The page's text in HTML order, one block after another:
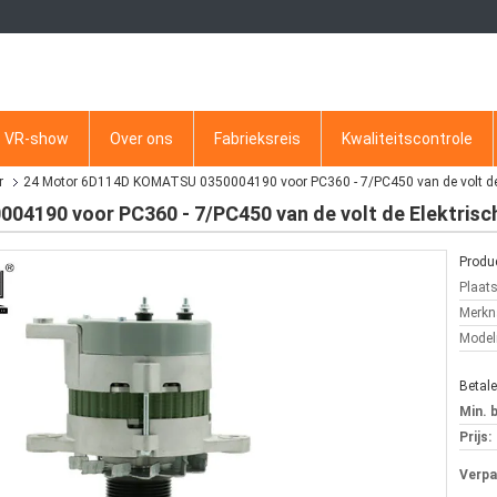
VR-show Over ons Fabrieksreis Kwaliteitscontrole
24 Motor 6D114D KOMATSU 0350004190 voor PC360 - 7/PC450 van de volt
voor PC360 - 7/PC450 van de volt de
Min.
Prijs: